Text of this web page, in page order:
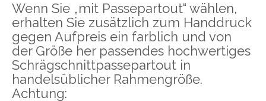
Wenn Sie „mit Passepartout“ wählen,
erhalten Sie zusätzlich zum Handdruck
gegen Aufpreis ein farblich und von
der Größe her passendes hochwertiges
Schrägschnittpassepartout in
handelsüblicher Rahmengröße.
Achtung: